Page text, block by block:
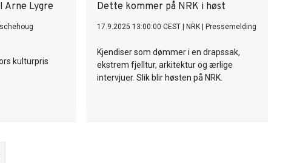
Lygre
kulturpris
Dette kommer på NRK i høst
17.9.2025 13:00:00 CEST NRK Pressemelding
Kjendiser som dømmer i en drapssak,
ekstrem fjelltur, arkitektur og ærlige
intervjuer. Slik blir høsten på NRK.